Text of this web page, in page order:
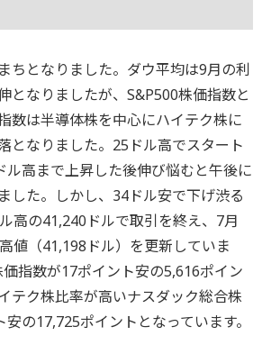
ちとなりました。ダウ平均は9月の利
となりましたが、S&P500株価指数と
数は半導体株を中心にハイテク株に
となりました。25ドル高でスタート
ル高まで上昇した後伸び悩むと午後に
した。しかし、34ドル安で下げ渋る
高の41,240ドルで取引を終え、7月
値（41,198ドル）を更新していま
指数が17ポイント安の5,616ポイン
テク株比率が高いナスダック総合株
の17,725ポイントとなっています。